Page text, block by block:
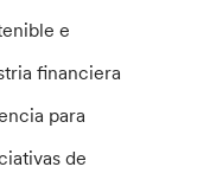
e
financiera
para
de